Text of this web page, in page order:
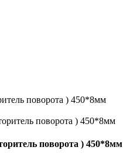
поворота ) 450*8мм
поворота ) 450*8мм